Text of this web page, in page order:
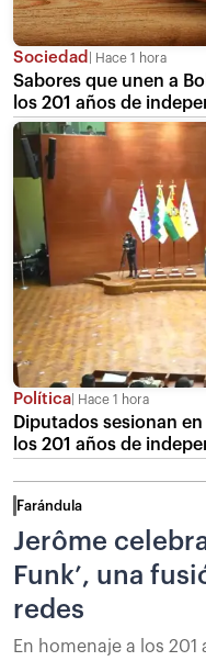
Sociedad Hace 1 hora
Sabores que unen a
los 201 años de
Política Hace 1 hora
Diputados sesionan
los 201 años de
Farándula
Jerôme
Funk’, una
redes
En homenaje a los